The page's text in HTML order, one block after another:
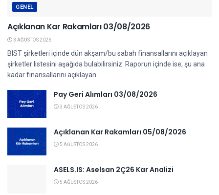
GENEL
Açıklanan Kar Rakamları 03/08/2026
3 AĞUSTOS 2026
BIST şirketleri içinde dün akşam/bu sabah finansallarını açıklayan
şirketler listesini aşağıda bulabilirsiniz. Raporun içinde ise, şu ana
kadar finansallarını açıklayan...
Pay Geri Alımları 03/08/2026
3 AĞUSTOS 2026
Açıklanan Kar Rakamları 05/08/2026
5 AĞUSTOS 2026
ASELS.IS: Aselsan 2Ç26 Kar Analizi
5 AĞUSTOS 2026